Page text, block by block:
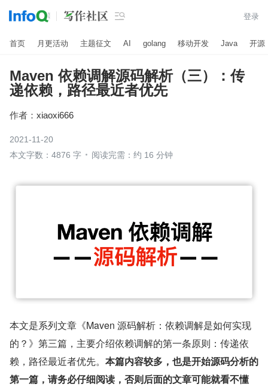
 登录
首页 月更活动 主题征文 AI golang 移动开发 Java 开源
Maven 依赖调解源码解析（三）：传
递依赖，路径最近者优先
作者： xiaoxi666
2021-11-20
本文字数：4876 字
阅读完需：约 16 分钟
本文是系列文章《Maven 源码解析：依赖调解是如何实现
的？》第三篇，主要介绍依赖调解的第一条原则：传递依
赖，路径最近者优先。 本篇内容较多，也是开始源码分析的
第一篇，请务必仔细阅读，否则后面的文章可能就看不懂